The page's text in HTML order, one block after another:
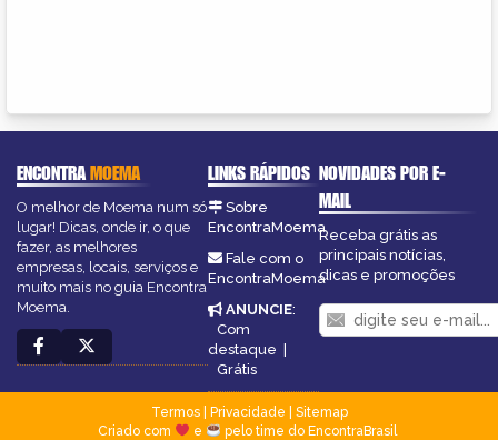
ENCONTRAMOEMA
O melhor de Moema num só
lugar! Dicas, onde ir, o que
fazer, as melhores
empresas, locais, serviços e
muito mais no guia Encontra
Moema.
LINKS RÁPIDOS
Sobre
EncontraMoema
Fale com o
EncontraMoema
ANUNCIE:
Com
destaque |
Grátis
NOVIDADES POR E-
MAIL
Receba grátis as
principais notícias,
dicas e promoções
Termos| Privacidade
Sitemap
Criado com
e pelo time do EncontraBrasil